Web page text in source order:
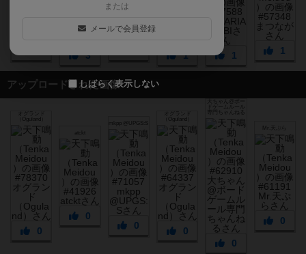
3 1 1 1
アップロードされた画像
（Oguland）
0
atckt
0
mkpp @UPGS:S
0
（Oguland）
0
ドゲームルール
専門ちゃんねる
0
Mr.天ぷら
0
または
メールで会員登録
しばらく表示しない